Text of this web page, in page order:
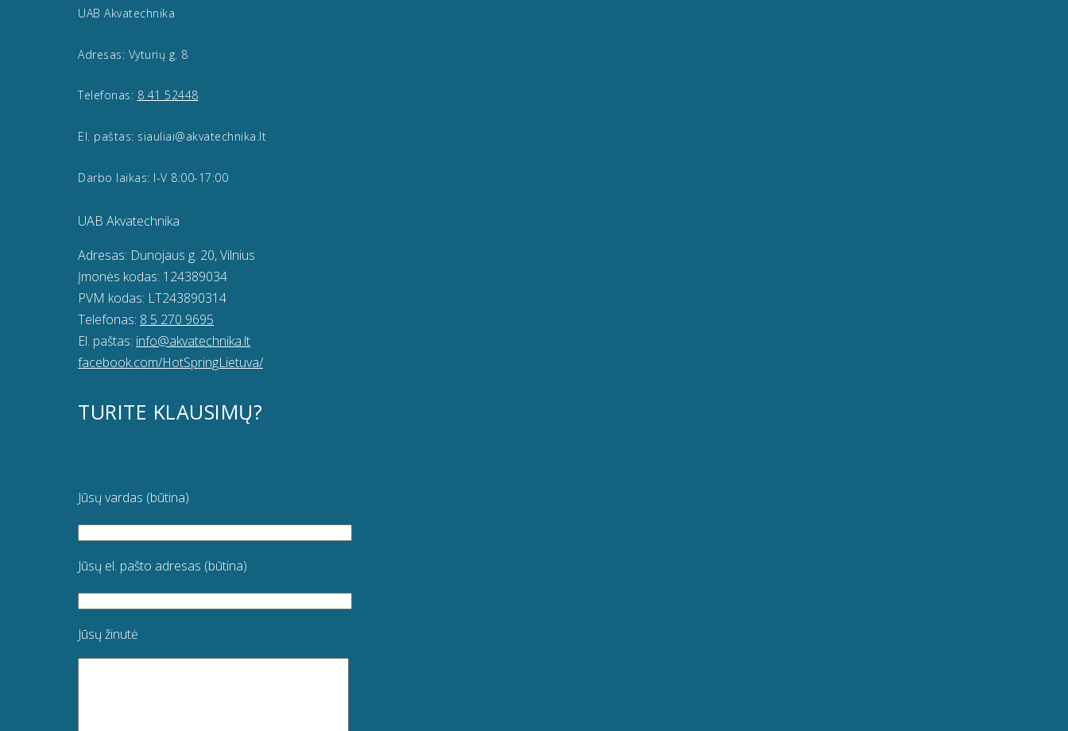
UAB Akvatechnika
Adresas: Vyturių g. 8
Telefonas: 8 41 52448
El. paštas: siauliai@akvatechnika.lt
Darbo laikas: I-V 8:00-17:00
UAB Akvatechnika
Adresas: Dunojaus g. 20, Vilnius
Įmonės kodas: 124389034
PVM kodas: LT243890314
Telefonas: 8 5 270 9695
El. paštas: info@akvatechnika.lt
facebook.com/HotSpringLietuva/
TURITE KLAUSIMŲ?
Jūsų vardas (būtina)
Jūsų el. pašto adresas (būtina)
Jūsų žinutė